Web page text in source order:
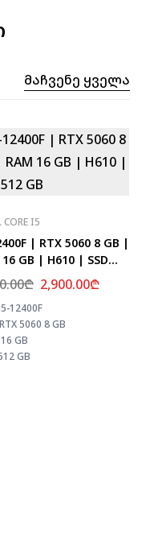
Მაჩვენე Ყველა
156
101
119
CORE I5
| RTX 5060 8 GB |
16 GB | H610 | SSD
₾ 2,900.00₾
12400F
RTX 5060 8 GB
16 GB
GB